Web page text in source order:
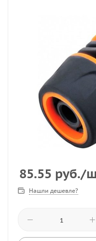
85.55 руб./
Нашли дешевле?